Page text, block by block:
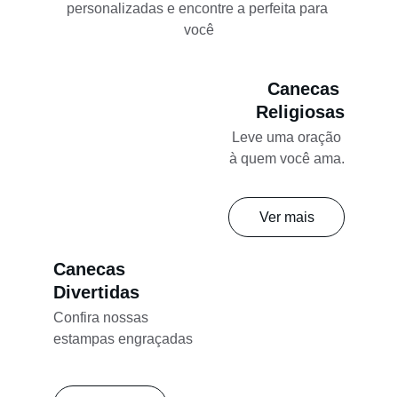
personalizadas e encontre a perfeita para
você
Canecas
Religiosas
Leve uma oração
à quem você ama.
Ver mais
Canecas
Divertidas
Confira nossas
estampas engraçadas